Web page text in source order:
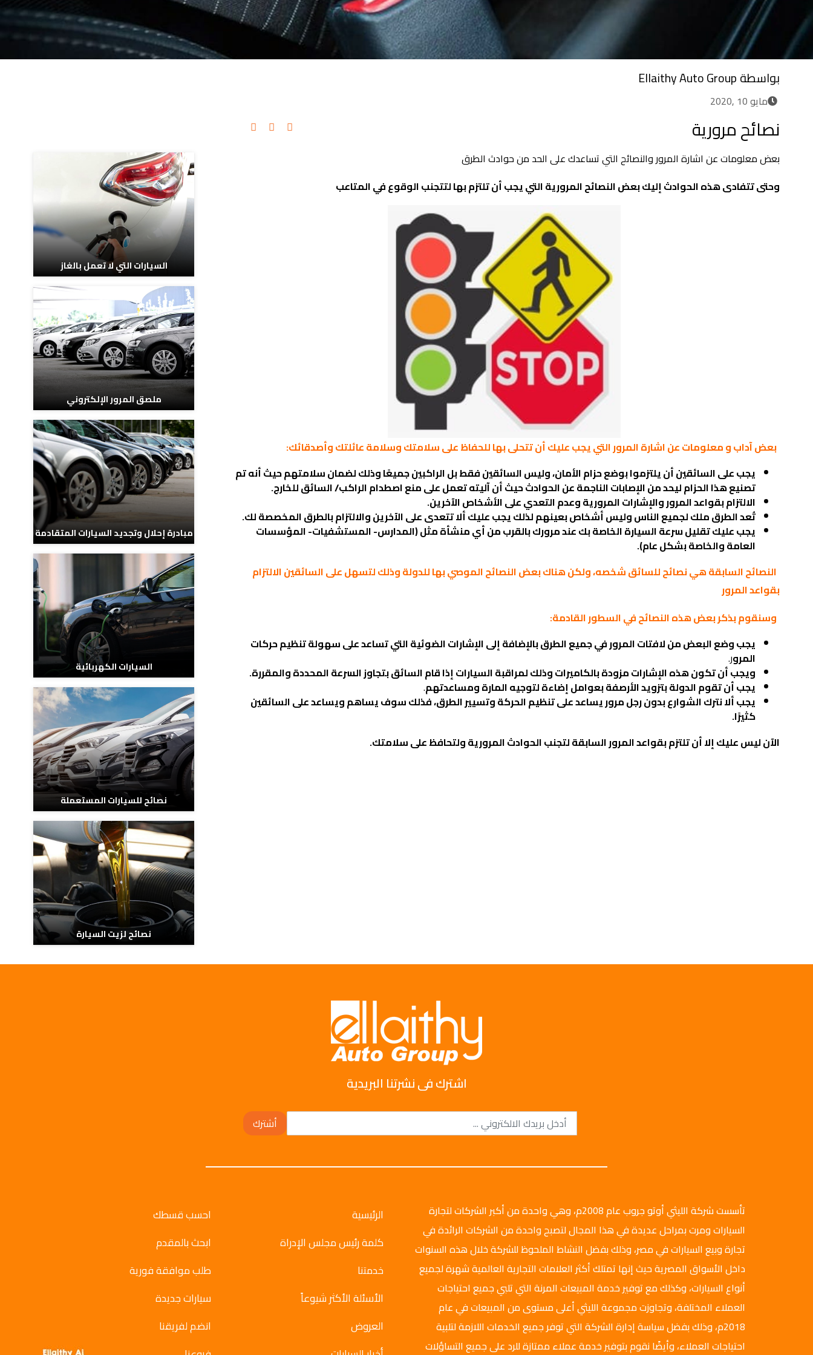
بواسطةEllaithy Auto Group
مايو 10 ,2020
نصائح مرورية
بعض معلومات عن اشارة المرور والنصائح التي تساعدك على الحد من حوادث الطرق
وحتى تتفادى هذه الحوادث إليك بعض النصائح المرورية التي يجب أن تلتزم بها لتتجنب الوقوع في المتاعب
بعض آداب و معلومات عن اشارة المرور التي يجب عليك أن تتحلى بها للحفاظ على سلامتك وسلامة عائلتك وأصدقائك:
يجب على السائقين أن يلتزموا بوضع حزام الأمان، وليس السائقين فقط بل الراكبين جميعًا وذلك لضمان سلامتهم حيث أنه تم
تصنيع هذا الحزام ليحد من الإصابات الناجمة عن الحوادث حيث أن آليته تعمل على منع اصطدام الراكب/ السائق للخارج.
الالتزام بقواعد المرور والإشارات المرورية وعدم التعدي على الأشخاص الآخرين.
تُعد الطرق ملك لجميع الناس وليس أشخاص بعينهم لذلك يجب عليك ألا تتعدى على الآخرين والالتزام بالطرق المخصصة لك.
يجب عليك تقليل سرعة السيارة الخاصة بك عند مرورك بالقرب من أي منشأة مثل (المدارس- المستشفيات- المؤسسات
العامة والخاصة بشكل عام).
النصائح السابقة هي نصائح للسائق شخصه، ولكن هناك بعض النصائح الموصي بها للدولة وذلك لتسهل على السائقين الالتزام
بقواعد المرور
وسنقوم بذكر بعض هذه النصائح في السطور القادمة:
يجب وضع البعض من لافتات المرور في جميع الطرق بالإضافة إلى الإشارات الضوئية التي تساعد على سهولة تنظيم حركات
المرور.
ويجب أن تكون هذه الإشارات مزودة بالكاميرات وذلك لمراقبة السيارات إذا قام السائق بتجاوز السرعة المحددة والمقررة.
يجب أن تقوم الدولة بتزويد الأرصفة بعوامل إضاءة لتوجيه المارة ومساعدتهم.
يجب ألا نترك الشوارع بدون رجل مرور يساعد على تنظيم الحركة وتسيير الطرق، فذلك سوف يساهم ويساعد على السائقين
كثيرًا.
الآن ليس عليك إلا أن تلتزم بقواعد المرور السابقة لتجنب الحوادث المرورية ولتحافظ على سلامتك.
السيارات التي لا تعمل بالغاز
ملصق المرور الإلكتروني
مبادرة إحلال وتجديد السيارات المتقادمة
السيارات الكهربائية
نصائح للسيارات المستعملة
نصائح لزيت السيارة
اشترك فى نشرتنا البريدية
أشترك
تأسست شركة الليثي أوتو جروب عام 2008م، وهي واحدة من أكبر الشركات لتجارة
السيارات ومرت بمراحل عديدة في هذا المجال لتصبح واحدة من الشركات الرائدة في
تجارة وبيع السيارات في مصر، وذلك بفضل النشاط الملحوظ للشركة خلال هذه السنوات
داخل الأسواق المصرية حيث إنها تمتلك أكثر العلامات التجارية العالمية شهرة لجميع
أنواع السيارات، وكذلك مع توفير خدمة المبيعات المرنة التي تلبي جميع احتياجات
العملاء المختلفة، وتجاوزت مجموعة الليثي أعلى مستوى من المبيعات في عام
2018م، وذلك بفضل سياسة إدارة الشركة التي توفر جميع الخدمات اللازمة لتلبية
احتياجات العملاء، وأيضًا نقوم بتوفير خدمة عملاء ممتازة للرد على جميع التساؤلات
الرئيسية
كلمة رئيس مجلس الإدراة
خدمتنا
الأسئلة الأكثر شيوعاً
العروض
احسب قسطك
ابحث بالمقدم
طلب موافقة فورية
سيارات جديدة
انضم لفريقنا